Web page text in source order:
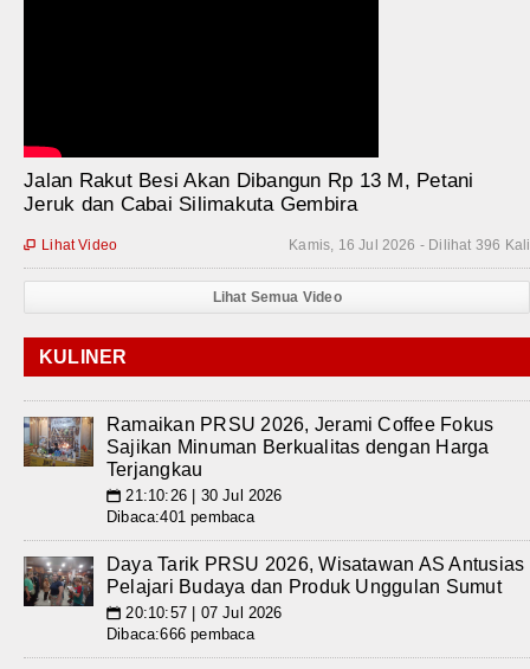
Jalan Rakut Besi Akan Dibangun Rp 13 M, Petani
Jeruk dan Cabai Silimakuta Gembira
Kamis, 16 Jul 2026 - Dilihat 396 Kali
 Lihat Video
Lihat Semua Video
KULINER
Ramaikan PRSU 2026, Jerami Coffee Fokus
Sajikan Minuman Berkualitas dengan Harga
Terjangkau
📅 21:10:26 | 30 Jul 2026
Dibaca:401 pembaca
Daya Tarik PRSU 2026, Wisatawan AS Antusias
Pelajari Budaya dan Produk Unggulan Sumut
📅 20:10:57 | 07 Jul 2026
Dibaca:666 pembaca